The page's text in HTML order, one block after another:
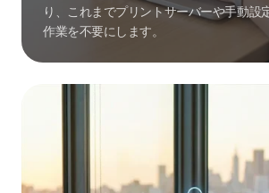
り、これまでプリントサーバーや手動設
作業を不要にします。